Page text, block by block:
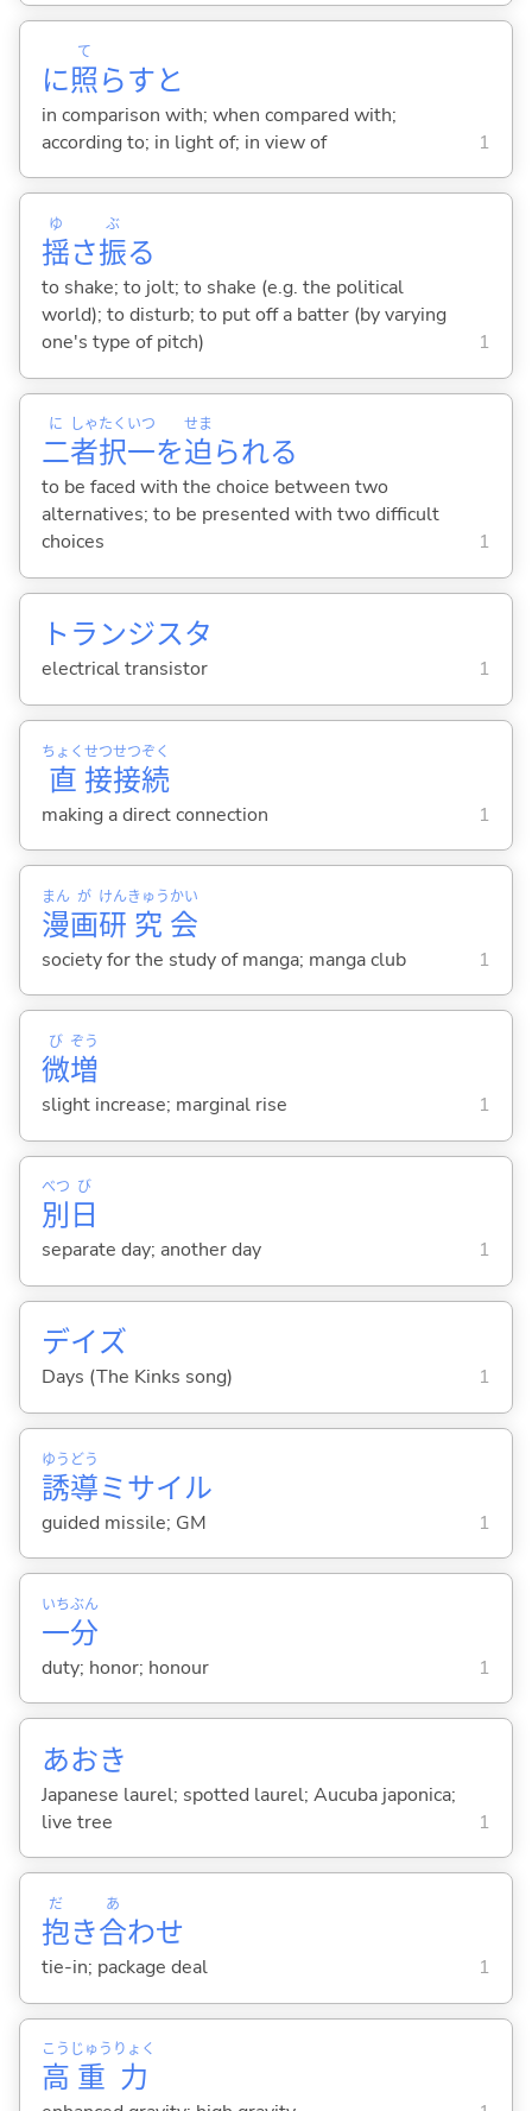
に照
て
らすと
in comparison with; when compared with;
according to; in light of; in view of
1
揺
ゆ
さ振
ぶ
る
to shake; to jolt; to shake (e.g. the political
world); to disturb; to put off a batter (by varying
one's type of pitch)
1
二
に
者
しゃ
択
たく
一
いつ
を迫
せま
られる
to be faced with the choice between two
alternatives; to be presented with two difficult
choices
1
トランジスタ
electrical transistor 1
直
ちょく
接
せつ
接
せつ
続
ぞく
making a direct connection 1
漫
まん
画
が
研
けん
究
きゅう
会
かい
society for the study of manga; manga club 1
微
び
増
ぞう
slight increase; marginal rise 1
別
べつ
日
び
separate day; another day 1
デイズ
Days (The Kinks song) 1
誘
ゆう
導
どう
ミサイル
guided missile; GM 1
一
いち
分
ぶん
duty; honor; honour 1
あおき
Japanese laurel; spotted laurel; Aucuba japonica;
live tree
1
抱
だ
き合
あ
わせ
tie-in; package deal 1
高
こう
重
じゅう
力
りょく